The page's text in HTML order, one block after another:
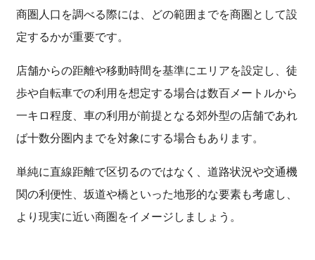
商圏人口を調べる際には、どの範囲までを商圏として設
定するかが重要です。
店舗からの距離や移動時間を基準にエリアを設定し、徒
歩や自転車での利用を想定する場合は数百メートルから
一キロ程度、車の利用が前提となる郊外型の店舗であれ
ば十数分圏内までを対象にする場合もあります。
単純に直線距離で区切るのではなく、道路状況や交通機
関の利便性、坂道や橋といった地形的な要素も考慮し、
より現実に近い商圏をイメージしましょう。